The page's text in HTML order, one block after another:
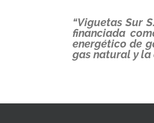
“Viguetas Sur
financiada
energético de
gas natural y la